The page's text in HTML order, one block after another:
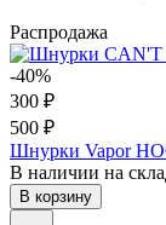
Распродажа
-40%
300 ₽
500 ₽
Шнурки Vapor
В наличии на
В корзину